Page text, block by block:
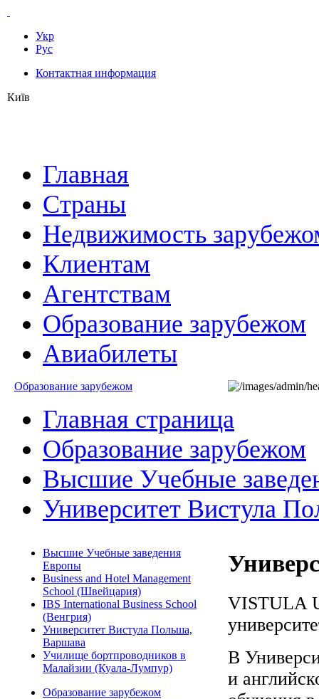
Укр
Рус
Контактная информация
Київ
Главная
Страны
Недвижимость
Клиентам
Агентствам
Образование зарубежом
Авиабилеты
Образование зарубежом
Главная страница
Образование зарубежом
Высшие Учебные
Университет Вистула
Высшие Учебные заведения
Европы
Business and Hotel Management
School (Швейцария)
IBS International Business School
(Венгрия)
Университет Вистула Польша,
Варшава
Училище бортпроводников в
Малайзии (Куала-Лумпур)
Образование зарубежом
VISTULA
В
и